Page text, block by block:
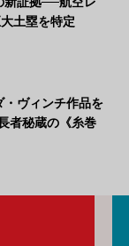
土塁を特定
ヴィンチ作品を
者秘蔵の《糸巻